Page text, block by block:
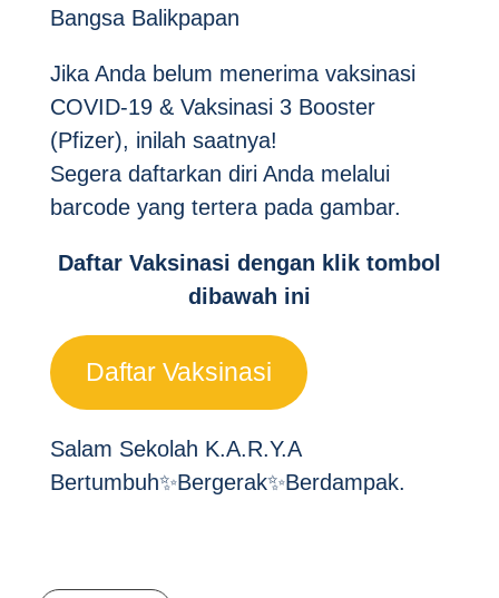
Bangsa Balikpapan
Jika Anda belum menerima vaksinasi
COVID-19 & Vaksinasi 3 Booster
(Pfizer), inilah saatnya!
Segera daftarkan diri Anda melalui
barcode yang tertera pada gambar.
Daftar Vaksinasi dengan klik tombol
dibawah ini
Daftar Vaksinasi
Salam Sekolah K.A.R.Y.A
Bertumbuh✨Bergerak✨Berdampak.